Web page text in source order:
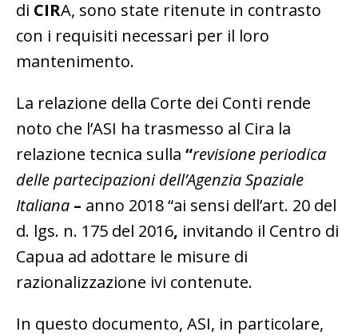
di CIRA, sono state ritenute in contrasto
con i requisiti necessari per il loro
mantenimento.
La relazione della Corte dei Conti rende
noto che l’ASI ha trasmesso al Cira la
relazione tecnica sulla “revisione periodica
delle partecipazioni dell’Agenzia Spaziale
Italiana – anno 2018 “ai sensi dell’art. 20 del
d. lgs. n. 175 del 2016, invitando il Centro di
Capua ad adottare le misure di
razionalizzazione ivi contenute.
In questo documento, ASI, in particolare,